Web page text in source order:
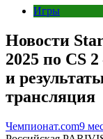
Игры
Новости
2025 по CS
и
трансляция
Чемпионат.com9